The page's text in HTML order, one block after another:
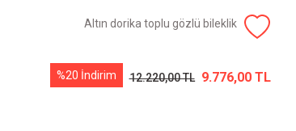
Altın dorika toplu gözlü bileklik
%20 İndirim 12.220,00 TL 9.776,00 TL